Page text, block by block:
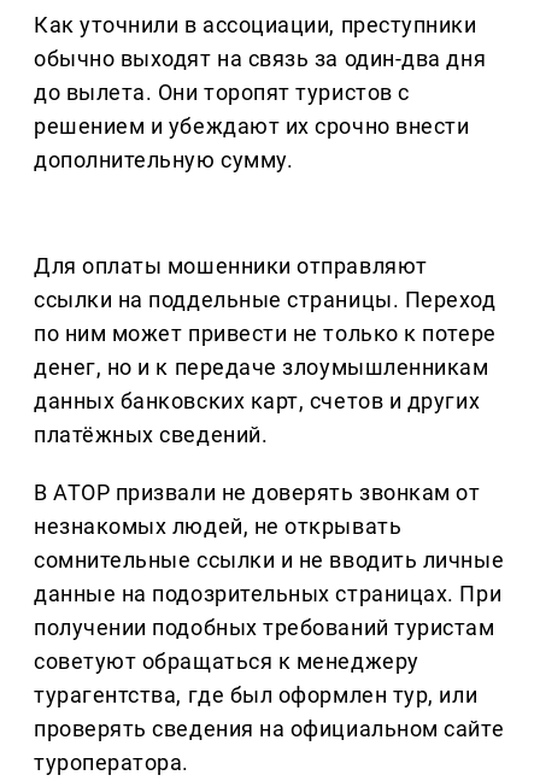
Как уточнили в ассоциации, преступники
обычно выходят на связь за один-два дня
до вылета. Они торопят туристов с
решением и убеждают их срочно внести
дополнительную сумму.
Для оплаты мошенники отправляют
ссылки на поддельные страницы. Переход
по ним может привести не только к потере
денег, но и к передаче злоумышленникам
данных банковских карт, счетов и других
платёжных сведений.
В АТОР призвали не доверять звонкам от
незнакомых людей, не открывать
сомнительные ссылки и не вводить личные
данные на подозрительных страницах. При
получении подобных требований туристам
советуют обращаться к менеджеру
турагентства, где был оформлен тур, или
проверять сведения на официальном сайте
туроператора.